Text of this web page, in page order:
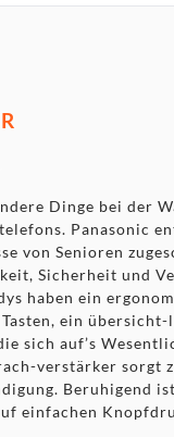
Anrufen verhindert wird
–
Dinge bei der
Panasonic
von Senioren
Sicherheit und
haben ein
ein
sich auf’s
verstärker sorgt
Beruhigend
einfachen